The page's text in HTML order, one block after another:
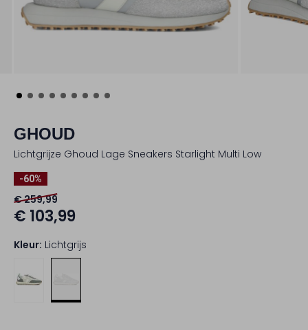
GHOUD
Lichtgrijze Ghoud Lage Sneakers Starlight Multi Low
-60%
€ 259,99
€ 103,99
Kleur: Lichtgrijs